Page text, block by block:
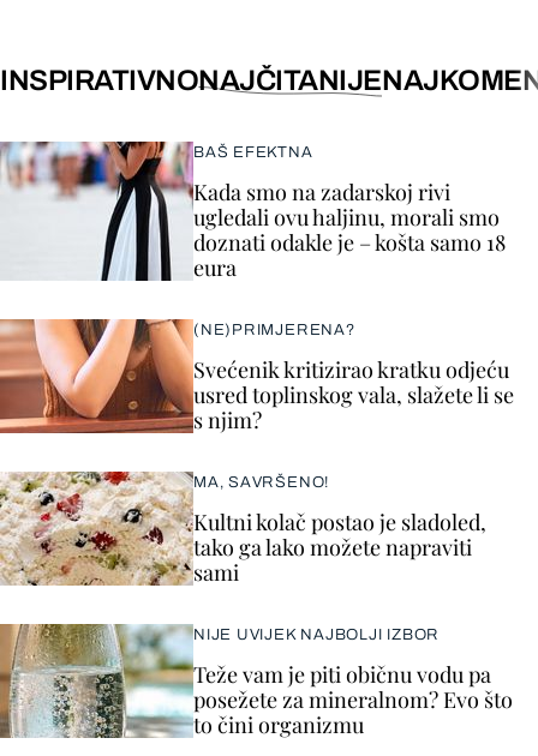
INSPIRATIVNONAJČITANIJE
BAŠ EFEKTNA
Kada smo na zadarskoj rivi
ugledali ovu haljinu, morali smo
doznati odakle je – košta samo 18
eura
(NE)PRIMJERENA?
Svećenik kritizirao kratku odjeću
usred toplinskog vala, slažete li se
s njim?
MA, SAVRŠENO!
Kultni kolač postao je sladoled,
tako ga lako možete napraviti
sami
NIJE UVIJEK NAJBOLJI IZBOR
Teže vam je piti običnu vodu pa
posežete za mineralnom? Evo što
to čini organizmu